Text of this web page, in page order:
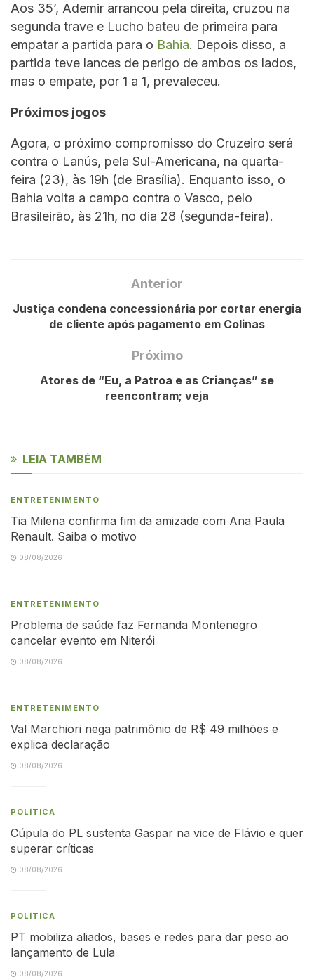
Aos 35’, Ademir arrancou pela direita, cruzou na
segunda trave e Lucho bateu de primeira para
empatar a partida para o Bahia. Depois disso, a
partida teve lances de perigo de ambos os lados,
mas o empate, por 1 a 1, prevaleceu.
Próximos jogos
Agora, o próximo compromisso do Cruzeiro será
contra o Lanús, pela Sul-Americana, na quarta-
feira (23), às 19h (de Brasília). Enquanto isso, o
Bahia volta a campo contra o Vasco, pelo
Brasileirão, às 21h, no dia 28 (segunda-feira).
Anterior
Justiça condena concessionária por cortar energia
de cliente após pagamento em Colinas
Próximo
Atores de “Eu, a Patroa e as Crianças” se
reencontram; veja
LEIA TAMBÉM
ENTRETENIMENTO
Tia Milena confirma fim da amizade com Ana Paula
Renault. Saiba o motivo
08/08/2026
ENTRETENIMENTO
Problema de saúde faz Fernanda Montenegro
cancelar evento em Niterói
08/08/2026
ENTRETENIMENTO
Val Marchiori nega patrimônio de R$ 49 milhões e
explica declaração
08/08/2026
POLÍTICA
Cúpula do PL sustenta Gaspar na vice de Flávio e quer
superar críticas
08/08/2026
POLÍTICA
PT mobiliza aliados, bases e redes para dar peso ao
lançamento de Lula
08/08/2026